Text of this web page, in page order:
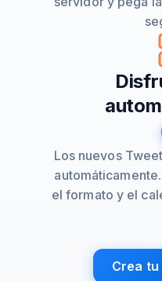
Los nuevos
el formato y el
Crea